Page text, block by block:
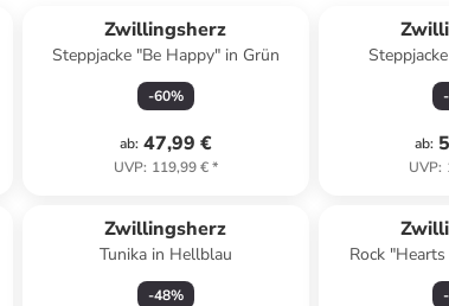
Zwillingsherz
Steppjacke "Be Happy" in Grün
-60%
ab: 47,99 €
UVP: 119,99 €*
-
ab:
UVP:
Zwillingsherz
Tunika in Hellblau
-48%
Rock
-